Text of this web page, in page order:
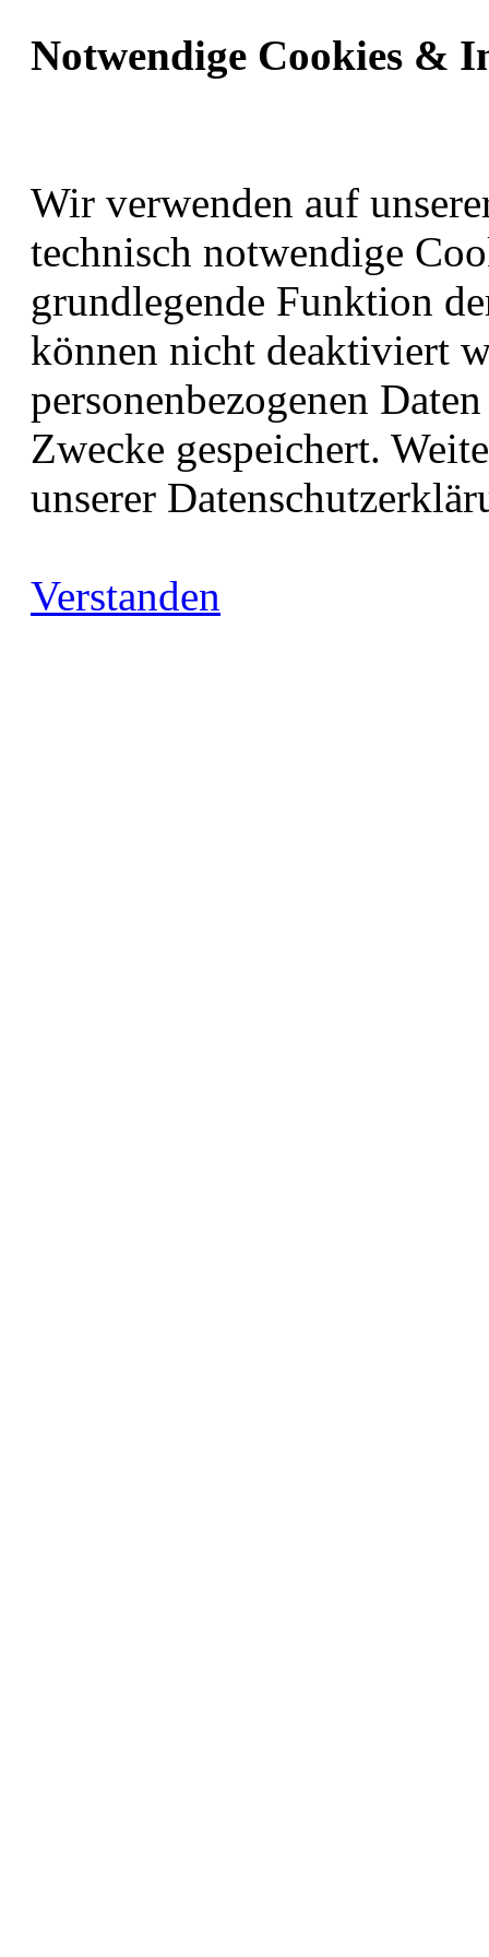
Notwendige Cookies &
Wir verwenden auf
technisch notwendige
grundlegende Funktion
können nicht deaktiviert
personenbezogenen
Zwecke gespeichert.
unserer
Verstanden